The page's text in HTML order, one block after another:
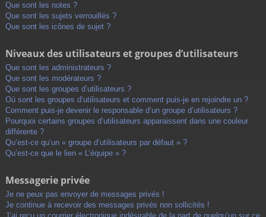
Que sont les notes ?
Que sont les sujets verrouillés ?
Que sont les icônes de sujet ?
Niveaux des utilisateurs et groupes d’utilisateurs
Que sont les administrateurs ?
Que sont les modérateurs ?
Que sont les groupes d’utilisateurs ?
Où sont les groupes d’utilisateurs et comment puis-je en rejoindre un ?
Comment puis-je devenir le responsable d’un groupe d’utilisateurs ?
Pourquoi certains groupes d’utilisateurs apparaissent dans une couleur
différente ?
Qu’est-ce qu’un « groupe d’utilisateurs par défaut » ?
Qu’est-ce que le lien « L’équipe » ?
Messagerie privée
Je ne peux pas envoyer de messages privés !
Je continue à recevoir des messages privés non sollicités !